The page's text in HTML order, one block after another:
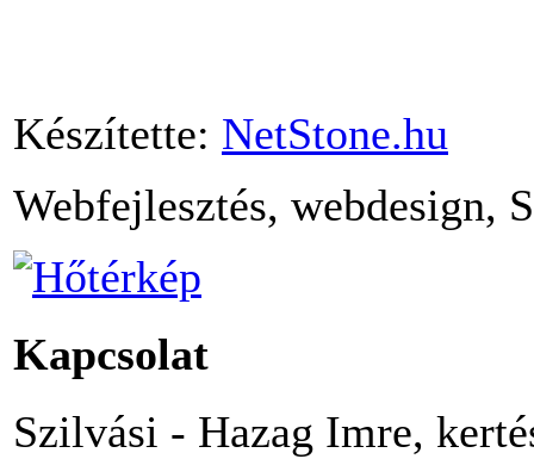
Készítette: NetStone.hu
Webfejlesztés, webdesign,
Kapcsolat
Szilvási - Hazag Imre,